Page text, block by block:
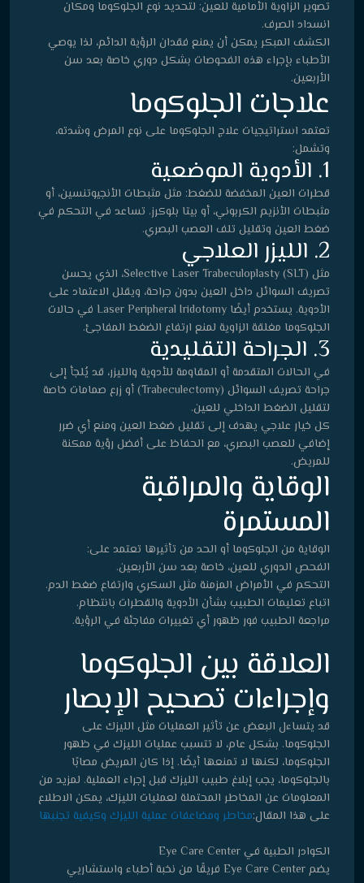
تصوير الزاوية الأمامية للعين: لتحديد نوع الجلوكوما ومكان
انسداد الصرف.
الكشف المبكر يمكن أن يمنع فقدان الرؤية الدائم، لذا يوصي
الأطباء بإجراء هذه الفحوصات بشكل دوري خاصة بعد سن
الأربعين.
علاجات الجلوكوما
تعتمد استراتيجيات علاج الجلوكوما على نوع المرض وشدته،
وتشمل:
1. الأدوية الموضعية
قطرات العين المخفضة للضغط: مثل مثبطات الأنجيوتنسين، أو
مثبطات الأنزيم الكربوني، أو بيتا بلوكرز. تساعد في التحكم في
ضغط العين وتقليل تلف العصب البصري.
2. الليزر العلاجي
مثل Selective Laser Trabeculoplasty (SLT)، الذي يحسن
تصريف السوائل داخل العين بدون جراحة، ويقلل الاعتماد على
الأدوية. يستخدم أيضًا Laser Peripheral Iridotomy في حالات
الجلوكوما مغلقة الزاوية لمنع ارتفاع الضغط المفاجئ.
3. الجراحة التقليدية
في الحالات المتقدمة أو المقاومة للأدوية والليزر، قد يُلجأ إلى
جراحة تصريف السوائل (Trabeculectomy) أو زرع صمامات خاصة
لتقليل الضغط الداخلي للعين.
كل خيار علاجي يهدف إلى تقليل ضغط العين ومنع أي ضرر
إضافي للعصب البصري، مع الحفاظ على أفضل رؤية ممكنة
للمريض.
الوقاية والمراقبة
المستمرة
الوقاية من الجلوكوما أو الحد من تأثيرها تعتمد على:
الفحص الدوري للعين، خاصة بعد سن الأربعين.
التحكم في الأمراض المزمنة مثل السكري وارتفاع ضغط الدم.
اتباع تعليمات الطبيب بشأن الأدوية والقطرات بانتظام.
مراجعة الطبيب فور ظهور أي تغييرات مفاجئة في الرؤية.
العلاقة بين الجلوكوما
وإجراءات تصحيح الإبصار
قد يتساءل البعض عن تأثير العمليات مثل الليزك على
الجلوكوما. بشكل عام، لا تتسبب عمليات الليزك في ظهور
الجلوكوما، لكنها لا تمنعها أيضًا. إذا كان المريض مصابًا
بالجلوكوما، يجب إبلاغ طبيب الليزك قبل إجراء العملية. لمزيد من
المعلومات عن المخاطر المحتملة لعمليات الليزك، يمكن الاطلاع
على هذا المقال:مخاطر ومضاعفات عملية الليزك وكيفية تجنبها
الكوادر الطبية في Eye Care Center
يضم Eye Care Center فريقًا من نخبة أطباء واستشاريي